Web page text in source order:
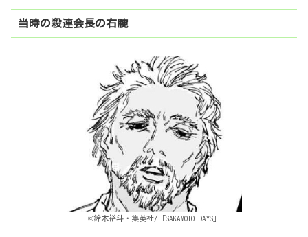
当時の殺連会長の右腕
©鈴木裕斗・集英社/「SAKAMOTO DAYS」